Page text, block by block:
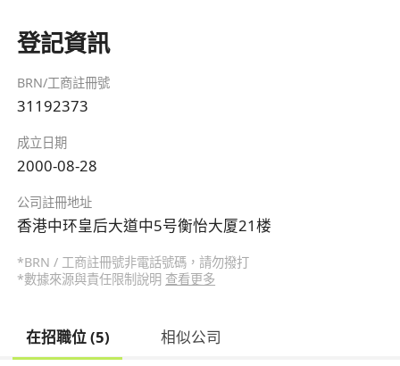
登記資訊
BRN/工商註冊號
31192373
成立日期
2000-08-28
公司註冊地址
香港中环皇后大道中5号衡怡大厦21楼
*BRN / 工商註冊號非電話號碼，請勿撥打
*數據來源與責任限制說明 查看更多
在招職位 (5) 相似公司